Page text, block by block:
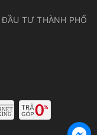
TƯ THÀNH PHỐ